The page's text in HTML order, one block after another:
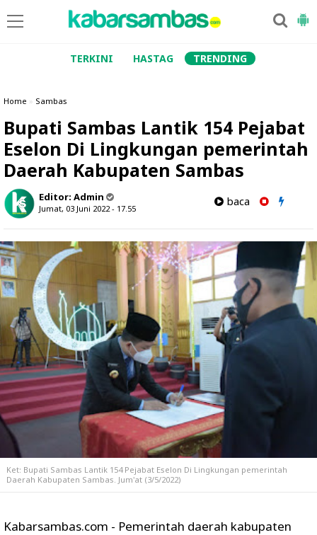
TERKINI HASTAG TRENDING
Home » Sambas
Bupati Sambas Lantik 154 Pejabat
Eselon Di Lingkungan pemerintah
Daerah Kabupaten Sambas
Editor: Admin
Jumat, 03 Juni 2022 - 17.55
baca
Ket: Bupati Sambas Lantik 154 Pejabat Eselon Di Lingkungan pemerintah
Daerah Kabupaten Sambas. Jum'at (3/5/2022)
Kabarsambas.com - Pemerintah daerah kabupaten